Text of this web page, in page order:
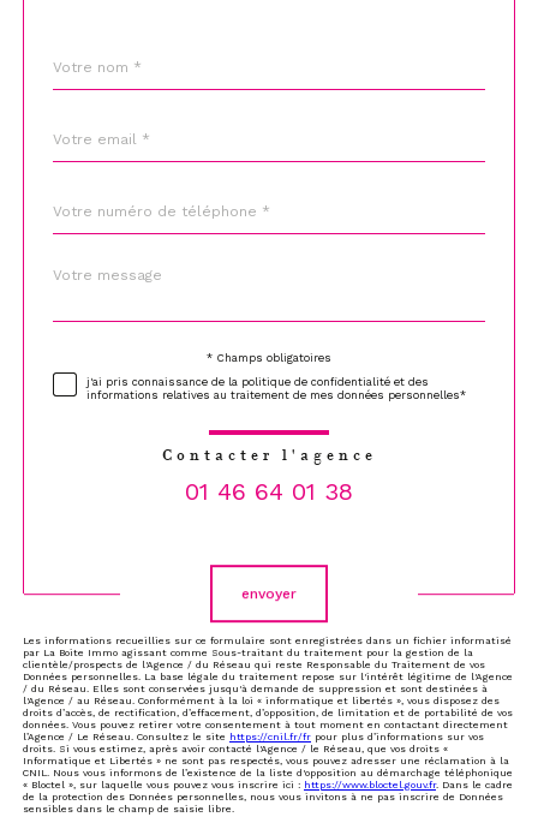
par
*
*
*
Fieldset
Message
*
* Champs obligatoires
j'ai pris connaissance de la politique de confidentialité et des
informations relatives au traitement de mes données personnelles*
Contacter l'agence
01 46 64 01 38
envoyer
Les informations recueillies sur ce formulaire sont enregistrées dans un fichier informatisé
par La Boite Immo agissant comme Sous-traitant du traitement pour la gestion de la
clientèle/prospects de l'Agence / du Réseau qui reste Responsable du Traitement de vos
Données personnelles. La base légale du traitement repose sur l'intérêt légitime de l'Agence
/ du Réseau. Elles sont conservées jusqu'à demande de suppression et sont destinées à
l'Agence / au Réseau. Conformément à la loi « informatique et libertés », vous disposez des
droits d’accès, de rectification, d’effacement, d’opposition, de limitation et de portabilité de vos
données. Vous pouvez retirer votre consentement à tout moment en contactant directement
l’Agence / Le Réseau. Consultez le site https://cnil.fr/fr pour plus d’informations sur vos
droits. Si vous estimez, après avoir contacté l'Agence / le Réseau, que vos droits «
Informatique et Libertés » ne sont pas respectés, vous pouvez adresser une réclamation à la
CNIL. Nous vous informons de l’existence de la liste d'opposition au démarchage téléphonique
« Bloctel », sur laquelle vous pouvez vous inscrire ici : https://www.bloctel.gouv.fr. Dans le cadre
de la protection des Données personnelles, nous vous invitons à ne pas inscrire de Données
sensibles dans le champ de saisie libre.